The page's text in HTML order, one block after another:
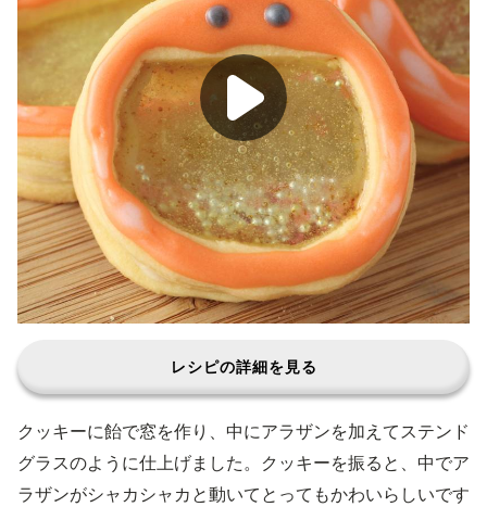
レシピの詳細を見る
クッキーに飴で窓を作り、中にアラザンを加えてステンド
グラスのように仕上げました。クッキーを振ると、中でア
ラザンがシャカシャカと動いてとってもかわいらしいです